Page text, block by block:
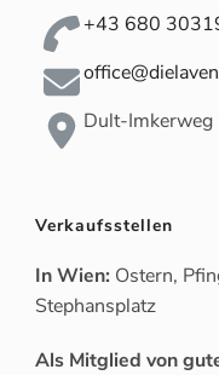
+43 680
Dult-
Verkaufsstellen
In Wien: Ostern,
Stephansplatz
Als Mitglied von